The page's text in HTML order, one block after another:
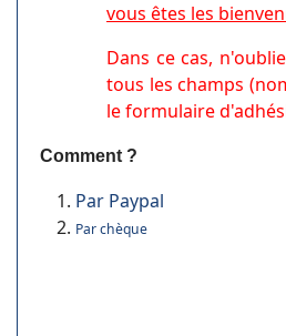
vous êtes les
Dans ce cas,
tous les champs
le formulaire
Comment ?
Par Paypal
Par chèque